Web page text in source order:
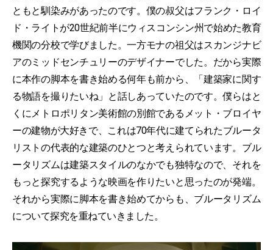
ともと馴染みがあったのです。僕の叔父はフランク・ロイ
ド・ライトが20世紀前半にウィスコンシン州で始めた教育
機関の分校で学びました。一方モナの祖父はスカンジナビ
アのミッドセンチュリーのデザイナーでした。だから実際
に本作の脚本を書き始める何年も前から、「建築家に関す
る物語を撮りたいね」と話しあっていたのです。僕らはと
くにメトロポリタン美術館の別館であるメット・ブロイヤ
ーの建物が大好きで、これは70年代に建てられたブルータ
リストの代表的な建築のひとつと考えられています。ブル
ータリズムは建築スタイルのなかでも独特なので、それを
もっと探究するような映画を作りたいと思ったのが発端。
それから実際に脚本を書き始めてからも、ブルータリズム
について探究を重ねていきました。